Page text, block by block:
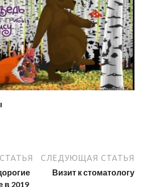
в 2019
СЛЕДУЮЩАЯ СТАТЬЯ
Визит к стоматологу